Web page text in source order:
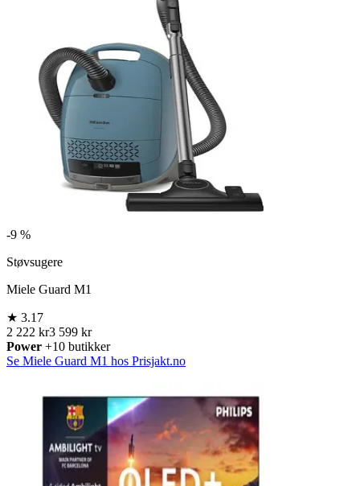
-9 %
Støvsugere
Miele Guard M1
★ 3.17
2 222 kr3 599 kr
Power +10 butikker
Se Miele Guard M1 hos Prisjakt.no